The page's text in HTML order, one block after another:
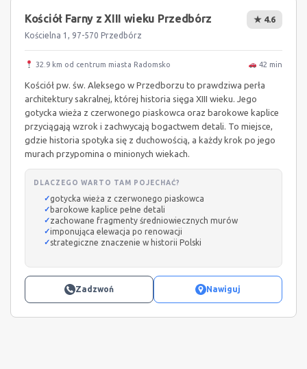
Kościół Farny z XIII wieku Przedbórz
Kościelna 1, 97-570 Przedbórz
★ 4.6
32.9 km od centrum miasta Radomsko 42 min
Kościół pw. św. Aleksego w Przedborzu to prawdziwa perła
architektury sakralnej, której historia sięga XIII wieku. Jego
gotycka wieża z czerwonego piaskowca oraz barokowe kaplice
przyciągają wzrok i zachwycają bogactwem detali. To miejsce,
gdzie historia spotyka się z duchowością, a każdy krok po jego
murach przypomina o minionych wiekach.
DLACZEGO WARTO TAM POJECHAĆ?
gotycka wieża z czerwonego piaskowca
barokowe kaplice pełne detali
zachowane fragmenty średniowiecznych murów
imponująca elewacja po renowacji
strategiczne znaczenie w historii Polski
Zadzwoń Nawiguj